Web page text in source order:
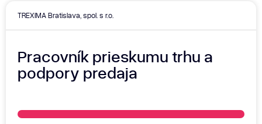
TREXIMA Bratislava, spol. s r.o.
Pracovník prieskumu trhu a
podpory predaja